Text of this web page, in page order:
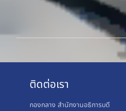
ติดต่อเรา
กองกลาง สำนักงานอธิการบดี